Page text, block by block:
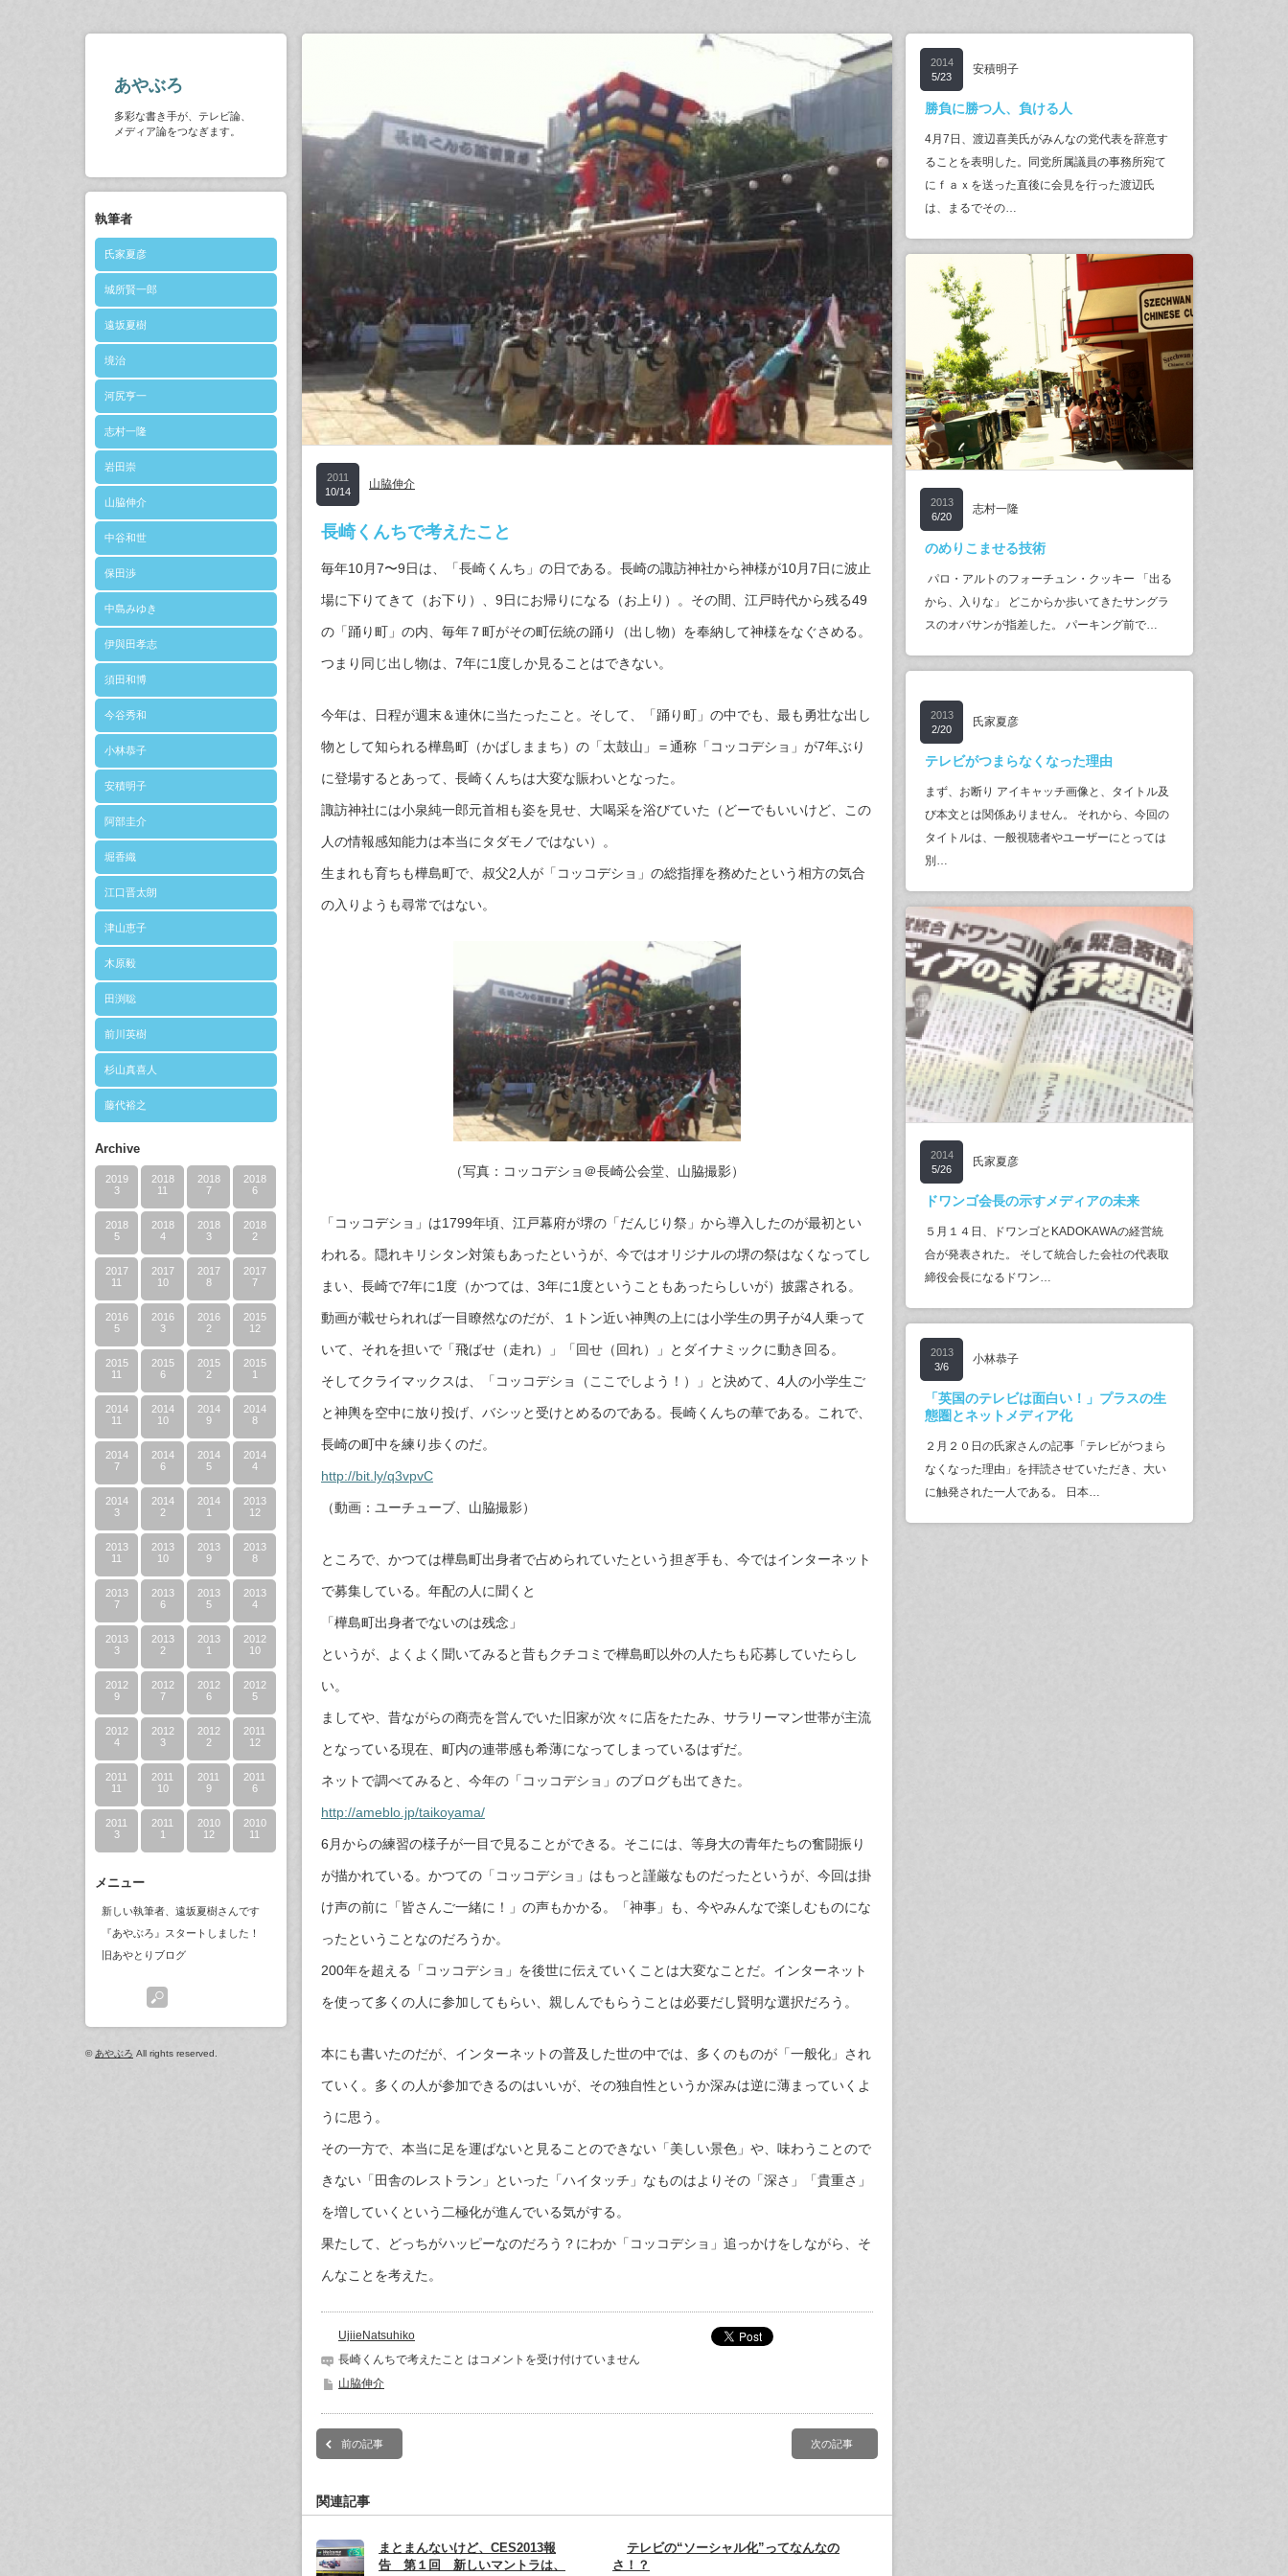
あやぶろ
多彩な書き手が、テレビ論、
メディア論をつなぎます。
執筆者
氏家夏彦
城所賢一郎
遠坂夏樹
境治
河尻亨一
志村一隆
岩田崇
山脇伸介
中谷和世
保田渉
中島みゆき
伊與田孝志
須田和博
今谷秀和
小林恭子
安積明子
阿部圭介
堀香織
江口晋太朗
津山恵子
木原毅
田渕聡
前川英樹
杉山真喜人
藤代裕之
Archive
2019
3
2018
11
2018
7
2018
6
2018
5
2018
4
2018
3
2018
2
2017
11
2017
10
2017
8
2017
7
2016
5
2016
3
2016
2
2015
12
2015
11
2015
6
2015
2
2015
1
2014
11
2014
10
2014
9
2014
8
2014
7
2014
6
2014
5
2014
4
2014
3
2014
2
2014
1
2013
12
2013
11
2013
10
2013
9
2013
8
2013
7
2013
6
2013
5
2013
4
2013
3
2013
2
2013
1
2012
10
2012
9
2012
7
2012
6
2012
5
2012
4
2012
3
2012
2
2011
12
2011
11
2011
10
2011
9
2011
6
2011
3
2011
1
2010
12
2010
11
メニュー
新しい執筆者、遠坂夏樹さんです
『あやぶろ』スタートしました！
旧あやとりブログ
© あやぶろ All rights reserved.
2011
10/14
山脇伸介
長崎くんちで考えたこと
毎年10月7〜9日は、「長崎くんち」の日である。長崎の諏訪神社から神様が10月7日に波止
場に下りてきて（お下り）、9日にお帰りになる（お上り）。その間、江戸時代から残る49
の「踊り町」の内、毎年７町がその町伝統の踊り（出し物）を奉納して神様をなぐさめる。
つまり同じ出し物は、7年に1度しか見ることはできない。
今年は、日程が週末＆連休に当たったこと。そして、「踊り町」の中でも、最も勇壮な出し
物として知られる樺島町（かばしままち）の「太鼓山」＝通称「コッコデショ」が7年ぶり
に登場するとあって、長崎くんちは大変な賑わいとなった。
諏訪神社には小泉純一郎元首相も姿を見せ、大喝采を浴びていた（どーでもいいけど、この
人の情報感知能力は本当にタダモノではない）。
生まれも育ちも樺島町で、叔父2人が「コッコデショ」の総指揮を務めたという相方の気合
の入りようも尋常ではない。
（写真：コッコデショ＠長崎公会堂、山脇撮影）
「コッコデショ」は1799年頃、江戸幕府が堺の「だんじり祭」から導入したのが最初とい
われる。隠れキリシタン対策もあったというが、今ではオリジナルの堺の祭はなくなってし
まい、長崎で7年に1度（かつては、3年に1度ということもあったらしいが）披露される。
動画が載せられれば一目瞭然なのだが、１トン近い神輿の上には小学生の男子が4人乗って
いて、それを担いで「飛ばせ（走れ）」「回せ（回れ）」とダイナミックに動き回る。
そしてクライマックスは、「コッコデショ（ここでしよう！）」と決めて、4人の小学生ご
と神輿を空中に放り投げ、バシッと受けとめるのである。長崎くんちの華である。これで、
長崎の町中を練り歩くのだ。
http://bit.ly/q3vpvC
（動画：ユーチューブ、山脇撮影）
ところで、かつては樺島町出身者で占められていたという担ぎ手も、今ではインターネット
で募集している。年配の人に聞くと
「樺島町出身者でないのは残念」
というが、よくよく聞いてみると昔もクチコミで樺島町以外の人たちも応募していたらし
い。
ましてや、昔ながらの商売を営んでいた旧家が次々に店をたたみ、サラリーマン世帯が主流
となっている現在、町内の連帯感も希薄になってしまっているはずだ。
ネットで調べてみると、今年の「コッコデショ」のブログも出てきた。
http://ameblo.jp/taikoyama/
6月からの練習の様子が一目で見ることができる。そこには、等身大の青年たちの奮闘振り
が描かれている。かつての「コッコデショ」はもっと謹厳なものだったというが、今回は掛
け声の前に「皆さんご一緒に！」の声もかかる。「神事」も、今やみんなで楽しむものにな
ったということなのだろうか。
200年を超える「コッコデショ」を後世に伝えていくことは大変なことだ。インターネット
を使って多くの人に参加してもらい、親しんでもらうことは必要だし賢明な選択だろう。
本にも書いたのだが、インターネットの普及した世の中では、多くのものが「一般化」され
ていく。多くの人が参加できるのはいいが、その独自性というか深みは逆に薄まっていくよ
うに思う。
その一方で、本当に足を運ばないと見ることのできない「美しい景色」や、味わうことので
きない「田舎のレストラン」といった「ハイタッチ」なものはよりその「深さ」「貴重さ」
を増していくという二極化が進んでいる気がする。
果たして、どっちがハッピーなのだろう？にわか「コッコデショ」追っかけをしながら、そ
んなことを考えた。
UjiieNatsuhiko
長崎くんちで考えたこと はコメントを受け付けていません
山脇伸介
前の記事 次の記事
関連記事
まとまんないけど、CES2013報
告 第１回 新しいマントラは、
テレビの“ソーシャル化”ってなんなの
さ！？
2014
5/23
安積明子
勝負に勝つ人、負ける人
4月7日、渡辺喜美氏がみんなの党代表を辞意す
ることを表明した。同党所属議員の事務所宛て
にｆａｘを送った直後に会見を行った渡辺氏
は、まるでその…
2013
6/20
志村一隆
のめりこませる技術
パロ・アルトのフォーチュン・クッキー 「出る
から、入りな」 どこからか歩いてきたサングラ
スのオバサンが指差した。 パーキング前で…
2013
2/20
氏家夏彦
テレビがつまらなくなった理由
まず、お断り アイキャッチ画像と、タイトル及
び本文とは関係ありません。 それから、今回の
タイトルは、一般視聴者やユーザーにとっては
別…
2014
5/26
氏家夏彦
ドワンゴ会長の示すメディアの未来
５月１４日、ドワンゴとKADOKAWAの経営統
合が発表された。 そして統合した会社の代表取
締役会長になるドワン…
2013
3/6
小林恭子
「英国のテレビは面白い！」プラスの生
態圏とネットメディア化
２月２０日の氏家さんの記事「テレビがつまら
なくなった理由」を拝読させていただき、大い
に触発された一人である。 日本…